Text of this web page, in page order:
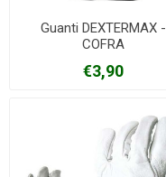
Guanti DEXTERMAX -
COFRA
€3,90